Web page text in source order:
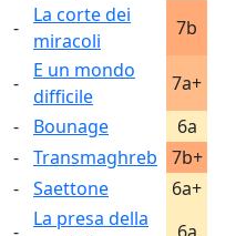
-
La corte dei
miracoli
7b
-
E un mondo
difficile
7a+
-
Bounage 6a
- Transmaghreb 7b+
- Saettone 6a+
La presa della